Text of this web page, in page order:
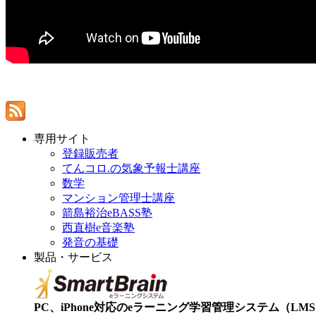
専用サイト
登録販売者
てんコロ.の気象予報士講座
数学
マンション管理士講座
箭島裕治eBASS塾
西直樹e音楽塾
発音の基礎
製品・サービス
PC、iPhone対応のeラーニング学習管理システム（LMS